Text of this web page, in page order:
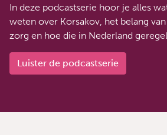
In deze podcastserie hoor je alles
weten over Korsakov, het belang
zorg en hoe die in Nederland
Luister de podcastserie